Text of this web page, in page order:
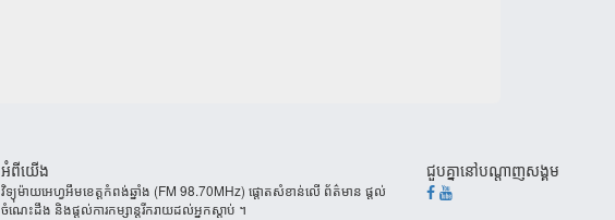
អំពីយើង
វិទ្យុម៉ាយអេហ្វអឹមខេត្តកំពង់ឆ្នាំង (FM 98.70MHz) ផ្តោតសំខាន់លើ ព័ត៌មាន ផ្តល់
ចំណេះដឹង និងផ្តល់ការកម្សាន្តរីករាយដល់អ្នកស្តាប់ ។
ជួបគ្នានៅបណ្តាញសង្គម